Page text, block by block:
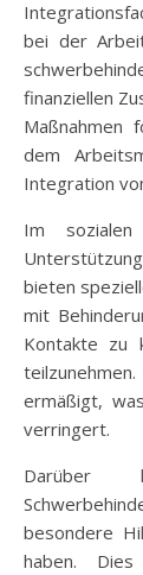
bei der
finanziellen
Maßnahmen
dem
Integration
Im
bieten
mit
Kontakte zu
ermäßigt,
verringert.
Darüber
besondere
haben.